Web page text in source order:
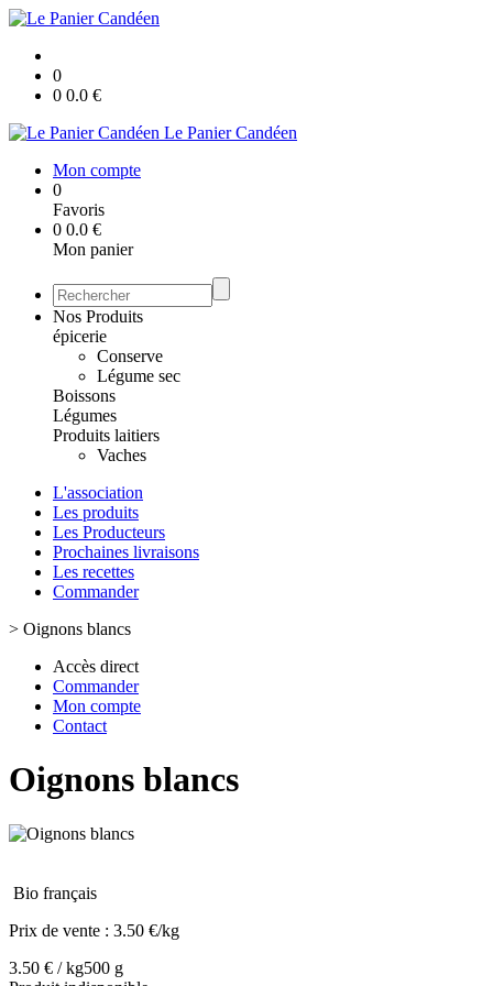
0
0 0.0 €
Le Panier Candéen
Mon compte
0
Favoris
0 0.0 €
Mon panier
Nos Produits
épicerie
Conserve
Légume sec
Boissons
Légumes
Produits laitiers
Vaches
L'association
Les produits
Les Producteurs
Prochaines livraisons
Les recettes
Commander
> Oignons blancs
Accès direct
Commander
Mon compte
Contact
Oignons blancs
Bio français
Prix de vente : 3.50 €/kg
3.50 € / kg500 g